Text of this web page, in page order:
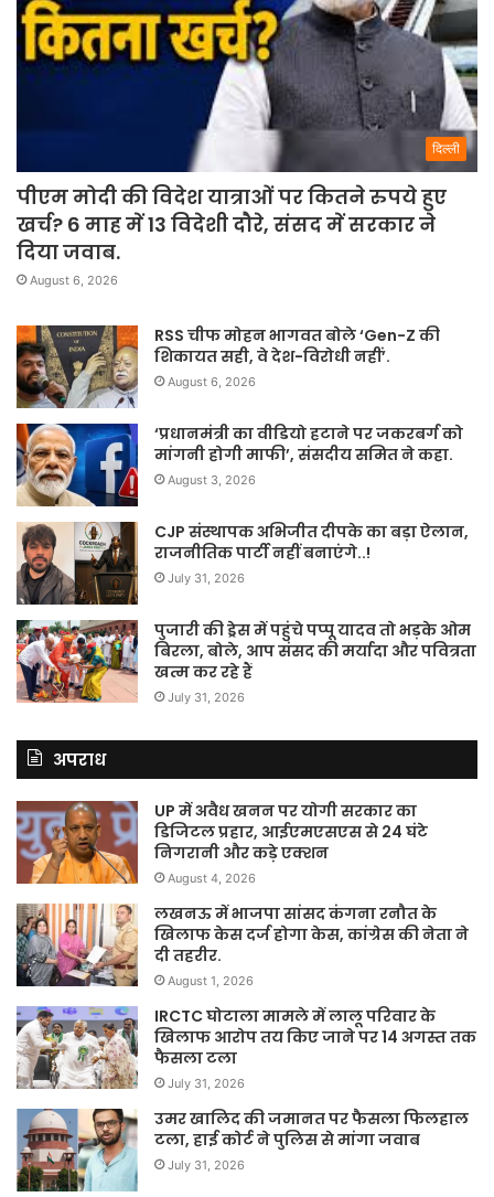
दिल्ली
पीएम मोदी की विदेश यात्राओं पर कितने रुपये हुए
खर्च? 6 माह में 13 विदेशी दौरे, संसद में सरकार ने
दिया जवाब.
August 6, 2026
RSS चीफ मोहन भागवत बोले ‘Gen-Z की
शिकायत सही, वे देश-विरोधी नहीं’.
August 6, 2026
‘प्रधानमंत्री का वीडियो हटाने पर जकरबर्ग को
मांगनी होगी माफी’, संसदीय समित ने कहा.
August 3, 2026
CJP संस्थापक अभिजीत दीपके का बड़ा ऐलान,
राजनीतिक पार्टी नहीं बनाएंगे..!
July 31, 2026
पुजारी की ड्रेस में पहुंचे पप्पू यादव तो भड़के ओम
बिरला, बोले, आप संसद की मर्यादा और पवित्रता
खत्म कर रहे हैं
July 31, 2026
अपराध
UP में अवैध खनन पर योगी सरकार का
डिजिटल प्रहार, आईएमएसएस से 24 घंटे
निगरानी और कड़े एक्शन
August 4, 2026
लखनऊ में भाजपा सांसद कंगना रनौत के
खिलाफ केस दर्ज होगा केस, कांग्रेस की नेता ने
दी तहरीर.
August 1, 2026
IRCTC घोटाला मामले में लालू परिवार के
खिलाफ आरोप तय किए जाने पर 14 अगस्त तक
फैसला टला
July 31, 2026
उमर खालिद की जमानत पर फैसला फिलहाल
टला, हाई कोर्ट ने पुलिस से मांगा जवाब
July 31, 2026